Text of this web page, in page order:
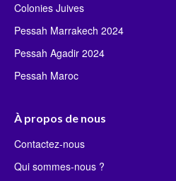
Colonies Juives
Pessah Marrakech 2024
Pessah Agadir 2024
Pessah Maroc
À propos de nous
Contactez-nous
Qui sommes-nous ?